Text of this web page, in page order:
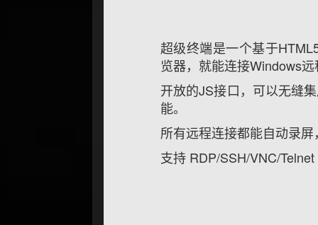
超级终端是一个基于
览器，就能连接Windows
开放的JS接口，可以无缝
能。
所有远程连接都能自动录
支持 RDP/SSH/VNC/